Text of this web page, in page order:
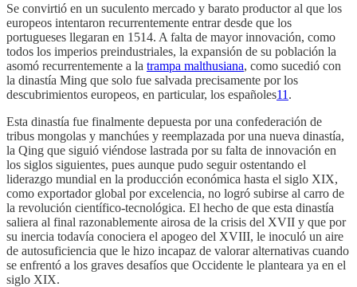
Se convirtió en un suculento mercado y barato productor al que los
europeos intentaron recurrentemente entrar desde que los
portugueses llegaran en 1514. A falta de mayor innovación, como
todos los imperios preindustriales, la expansión de su población la
asomó recurrentemente a la trampa malthusiana, como sucedió con
la dinastía Ming que solo fue salvada precisamente por los
descubrimientos europeos, en particular, los españoles11 .
Esta dinastía fue finalmente depuesta por una confederación de
tribus mongolas y manchúes y reemplazada por una nueva dinastía,
la Qing que siguió viéndose lastrada por su falta de innovación en
los siglos siguientes, pues aunque pudo seguir ostentando el
liderazgo mundial en la producción económica hasta el siglo XIX,
como exportador global por excelencia, no logró subirse al carro de
la revolución científico-tecnológica. El hecho de que esta dinastía
saliera al final razonablemente airosa de la crisis del XVII y que por
su inercia todavía conociera el apogeo del XVIII, le inoculó un aire
de autosuficiencia que le hizo incapaz de valorar alternativas cuando
se enfrentó a los graves desafíos que Occidente le planteara ya en el
siglo XIX.